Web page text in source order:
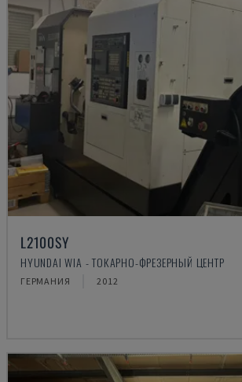
L2100SY
HYUNDAI WIA - ТОКАРНО-ФРЕЗЕРНЫЙ ЦЕНТР
ГЕРМАНИЯ 2012